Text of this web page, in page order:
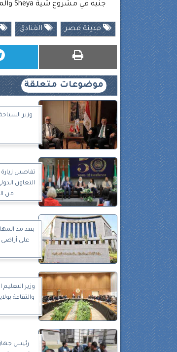
جنيه في مشروع شية Sheya والمقرر الانتهاء من المشروع خلال 4 سنوات.
مدينة مصر الفنادق
موضوعات متعلقة
وزير
تفاصيل زيارة
التعاون
من
بعد مد
على أراضى
وزير
والثقافة
رئيس جهاز